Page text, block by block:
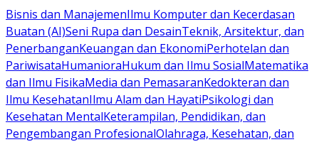
Bisnis dan ManajemenIlmu Komputer dan Kecerdasan
Buatan (AI)Seni Rupa dan DesainTeknik, Arsitektur, dan
PenerbanganKeuangan dan EkonomiPerhotelan dan
PariwisataHumanioraHukum dan Ilmu SosialMatematika
dan Ilmu FisikaMedia dan PemasaranKedokteran dan
Ilmu KesehatanIlmu Alam dan HayatiPsikologi dan
Kesehatan MentalKeterampilan, Pendidikan, dan
Pengembangan ProfesionalOlahraga, Kesehatan, dan